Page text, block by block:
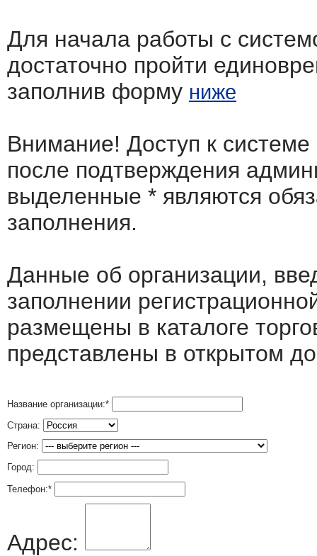
Для начала работы с
достаточно пройти
заполнив форму ниже
Внимание! Доступ к
после подтверждения
выделенные * являются
заполнения.
Данные об организации,
заполнении
размещены в каталоге
представлены в открытом
Название организации:*
Страна:
Регион:
Город:
Телефон:*
Адрес: